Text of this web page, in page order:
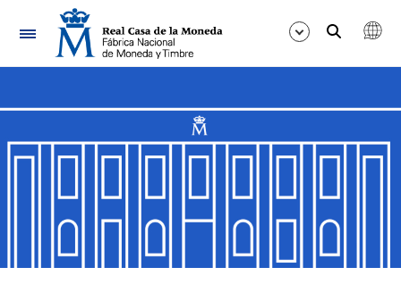
Nabigazioa
Erakutsi/Ezkutatu
Erakutsi/Ezkutatu
Erakutsi/Ezkutatu